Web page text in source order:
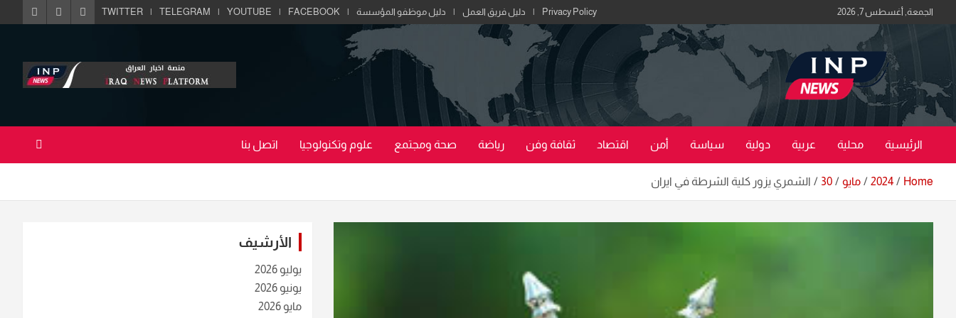
الجمعة, أغسطس 7, 2026 Privacy Policy دليل فريق العمل دليل موظفو المؤسسة FACEBOOK
YOUTUBE
TELEGRAM
TWITTER
منصة اخبار العراق
اكبر منصة خبرية في العراق | #الحقيقة_اولاً
الرئيسية محلية عربية دولية سياسة أمن اقتصاد ثقافة وفن رياضة صحة ومجتمع علوم وتكنولوجيا اتصل بنا
Home
2024 مايو 30 الشمري يزور كلية الشرطة في ايران
الأرشيف
يوليو 2026
يونيو 2026
مايو 2026